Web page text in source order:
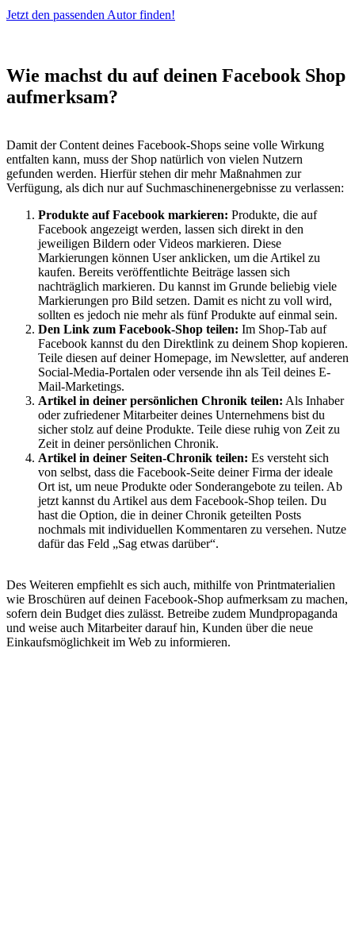
Jetzt den passenden Autor finden!
Wie machst du auf deinen Facebook Shop
aufmerksam?
Damit der Content deines Facebook-Shops seine volle Wirkung
entfalten kann, muss der Shop natürlich von vielen Nutzern
gefunden werden. Hierfür stehen dir mehr Maßnahmen zur
Verfügung, als dich nur auf Suchmaschinenergebnisse zu verlassen:
Produkte auf Facebook markieren: Produkte, die auf
Facebook angezeigt werden, lassen sich direkt in den
jeweiligen Bildern oder Videos markieren. Diese
Markierungen können User anklicken, um die Artikel zu
kaufen. Bereits veröffentlichte Beiträge lassen sich
nachträglich markieren. Du kannst im Grunde beliebig viele
Markierungen pro Bild setzen. Damit es nicht zu voll wird,
sollten es jedoch nie mehr als fünf Produkte auf einmal sein.
Den Link zum Facebook-Shop teilen: Im Shop-Tab auf
Facebook kannst du den Direktlink zu deinem Shop kopieren.
Teile diesen auf deiner Homepage, im Newsletter, auf anderen
Social-Media-Portalen oder versende ihn als Teil deines E-
Mail-Marketings.
Artikel in deiner persönlichen Chronik teilen: Als Inhaber
oder zufriedener Mitarbeiter deines Unternehmens bist du
sicher stolz auf deine Produkte. Teile diese ruhig von Zeit zu
Zeit in deiner persönlichen Chronik.
Artikel in deiner Seiten-Chronik teilen: Es versteht sich
von selbst, dass die Facebook-Seite deiner Firma der ideale
Ort ist, um neue Produkte oder Sonderangebote zu teilen. Ab
jetzt kannst du Artikel aus dem Facebook-Shop teilen. Du
hast die Option, die in deiner Chronik geteilten Posts
nochmals mit individuellen Kommentaren zu versehen. Nutze
dafür das Feld „Sag etwas darüber“.
Des Weiteren empfiehlt es sich auch, mithilfe von Printmaterialien
wie Broschüren auf deinen Facebook-Shop aufmerksam zu machen,
sofern dein Budget dies zulässt. Betreibe zudem Mundpropaganda
und weise auch Mitarbeiter darauf hin, Kunden über die neue
Einkaufsmöglichkeit im Web zu informieren.